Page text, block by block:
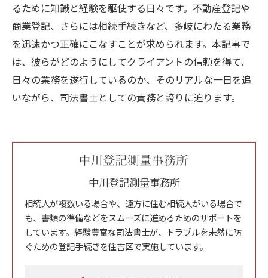
るために知識と経験を駆使する日々です。不動産登記や
商業登記、さらには相続手続きなど、多岐にわたる業務
を迅速かつ正確にこなすことが求められます。本記事で
は、彼らがどのようにしてクライアントの信頼を得て、
日々の業務を遂行しているのか、そのリアルな一日を追
いながら、司法書士としての責務と誇りに迫ります。
中川登記測量事務所
相続人が複数いる場合や、遠方に住む相続人がいる場合で
も、書類の準備などをスムーズに進めるためのサポートを
しています。経験豊富な司法書士が、トラブルを未然に防
ぐための登記手続きを住吉区で実施しています。